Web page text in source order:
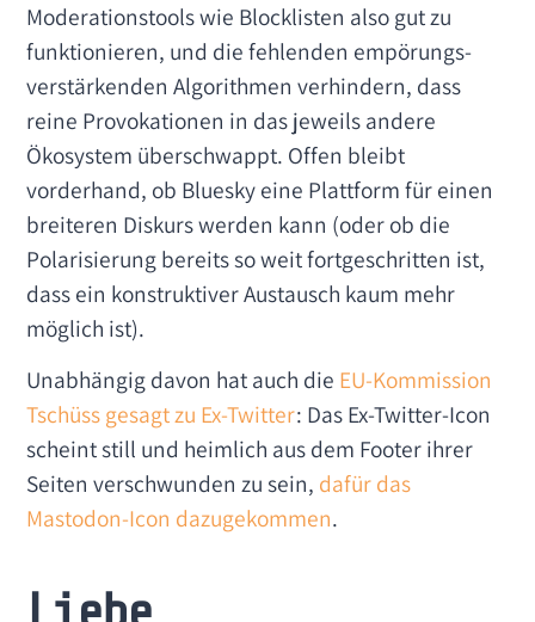
Moderationstools wie Blocklisten also gut zu
funktionieren, und die fehlenden empörungs-
verstärkenden Algorithmen verhindern, dass
reine Provokationen in das jeweils andere
Ökosystem überschwappt. Offen bleibt
vorderhand, ob Bluesky eine Plattform für einen
breiteren Diskurs werden kann (oder ob die
Polarisierung bereits so weit fortgeschritten ist,
dass ein konstruktiver Austausch kaum mehr
möglich ist).
Unabhängig davon hat auch die EU-Kommission
Tschüss gesagt zu Ex-Twitter: Das Ex-Twitter-Icon
scheint still und heimlich aus dem Footer ihrer
Seiten verschwunden zu sein, dafür das
Mastodon-Icon dazugekommen.